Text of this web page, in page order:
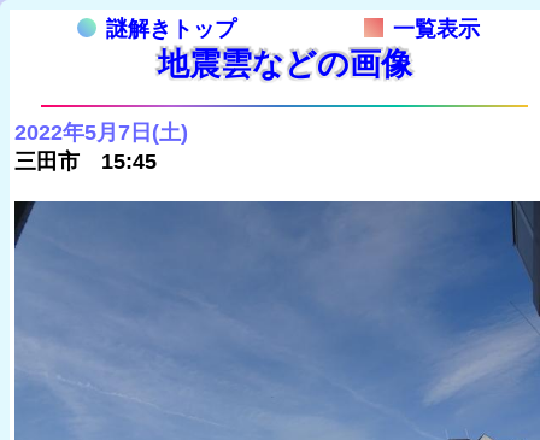
謎解きトップ 一覧表示
地震雲などの画像
2022年5月7日(土)
三田市 15:45